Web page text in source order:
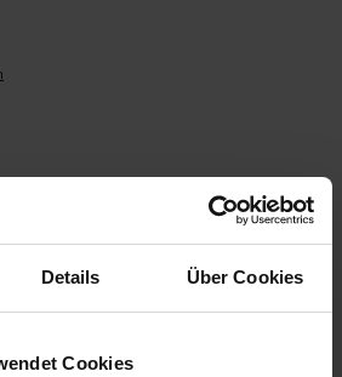
Details Über Cookies
Cookies
Gib den gewünschten
IN DEN WARENKORB